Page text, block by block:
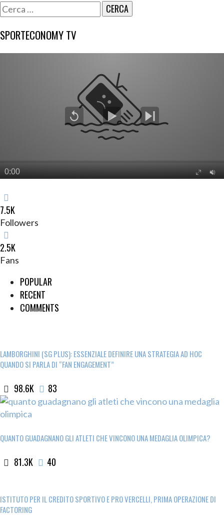
Ricerca
per:
SPORTECONOMY TV
7.5K
Followers
2.5K
Fans
POPULAR
RECENT
COMMENTS
LAMBORGHINI (SG PLUS): ESSENZIALE DEFINIRE UNA STRATEGIA AD HOC
QUANDO SI PARLA DI “FAN ENGAGEMENT”
98.6K 83
QUANTO GUADAGNANO GLI ATLETI CHE VINCONO UNA MEDAGLIA OLIMPICA?
81.3K 40
ISTITUTO PER IL CREDITO SPORTIVO E PRO VERCELLI, PRIMA OPERAZIONE DI
FACTORING